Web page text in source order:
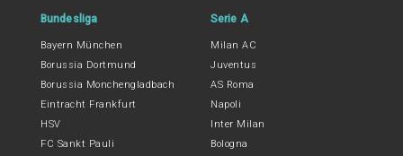
Bundesliga
Bayern München
Borussia Dortmund
Borussia Monchengladbach
Eintracht Frankfurt
HSV
FC Sankt Pauli
Serie A
Milan AC
Juventus
AS Roma
Napoli
Inter Milan
Bologna